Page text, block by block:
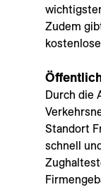
Zudem
Durch die
Standort
schnell